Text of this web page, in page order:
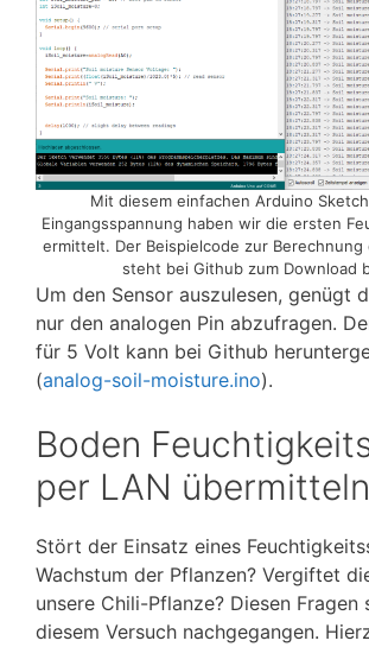
Mit diesem einfachen Arduino
Eingangsspannung haben wir die ersten
ermittelt. Der Beispielcode zur Berechnung
steht bei Github zum Download
Um den Sensor auszulesen, genügt
nur den analogen Pin abzufragen.
für 5 Volt kann bei Github
(analog-soil-moisture.ino).
Boden
per LAN übermitteln
Stört der Einsatz eines
Wachstum der Pflanzen? Vergiftet
unsere Chili-Pflanze? Diesen Fragen
diesem Versuch nachgegangen.